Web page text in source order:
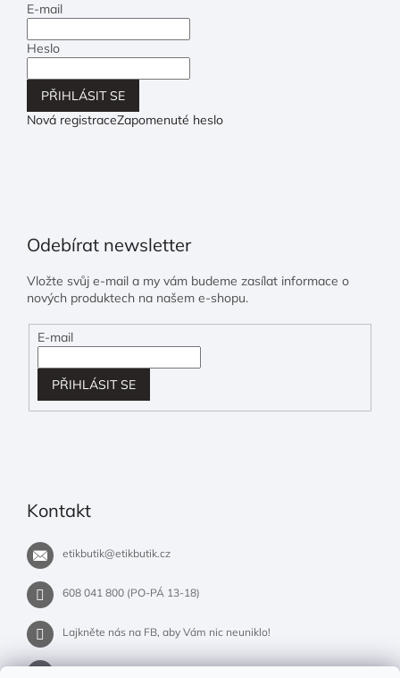
E-mail
Heslo
PŘIHLÁSIT SE
Nová registraceZapomenuté heslo
Odebírat newsletter
Vložte svůj e-mail a my vám budeme zasílat informace o
nových produktech na našem e-shopu.
E-mail
PŘIHLÁSIT SE
Kontakt
etikbutik@etikbutik.cz
608 041 800 (PO-PÁ 13-18)
Lajkněte nás na FB, aby Vám nic neuniklo!